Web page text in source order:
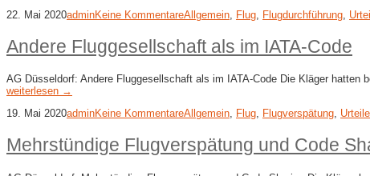
22. Mai 2020adminKeine KommentareAllgemein, Flug, Flugdurchführung,
Andere Fluggesellschaft als im IATA-Code
AG Düsseldorf: Andere Fluggesellschaft als im IATA-Code Die Kläger
weiterlesen →
19. Mai 2020adminKeine KommentareAllgemein, Flug, Flugverspätung, Urteile
Mehrstündige Flugverspätung und Code